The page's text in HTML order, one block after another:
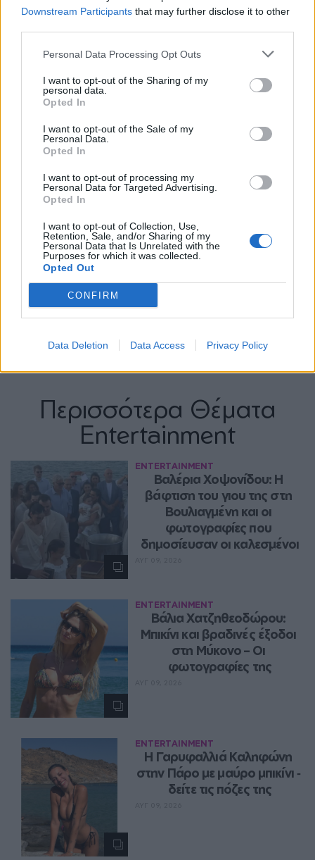
Downstream Participants that may further disclose it to other
Personal Data Processing Opt Outs
I want to opt-out of the Sharing of my
personal data.
Opted In
I want to opt-out of the Sale of my
Personal Data.
Opted In
I want to opt-out of processing my
Personal Data for Targeted Advertising.
Opted In
I want to opt-out of Collection, Use,
Retention, Sale, and/or Sharing of my
Personal Data that Is Unrelated with the
Purposes for which it was collected.
Opted Out
CONFIRM
Data Deletion Data Access Privacy Policy
Περισσότερα Θέματα
Entertainment
ENTERTAINMENT
Βαλέρια Χοψονίδου: Η
βάφτιση του γιου της στη
Βουλιαγμένη και οι
φωτογραφίες που
δημοσίευσαν οι καλεσμένοι
ENTERTAINMENT
Βάλια Χατζηθεοδώρου:
Μπικίνι και βραδινές έξοδοι
στη Μύκονο – Οι
φωτογραφίες της
ENTERTAINMENT
Η Γαρυφαλλιά Καληφώνη
στην Πάρο με μαύρο μπικίνι ‑
δείτε τις πόζες της